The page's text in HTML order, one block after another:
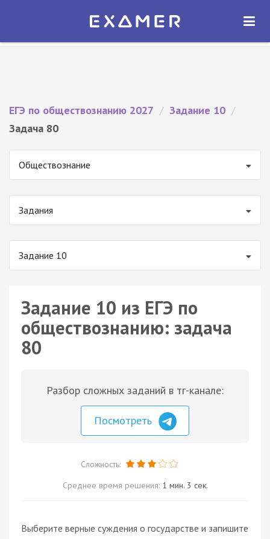
Экзамер — ЕГЭ 2027
ОТКРЫТЬ
ЕГЭ по обществознанию 2027 / Задание 10 /
Задача 80
Обществознание
Задания
Задание 10
Задание 10 из ЕГЭ по
обществознанию: задача
80
Разбор сложных заданий в тг-канале:
Посмотреть
Сложность:
Среднее время решения: 1 мин. 3 сек.
Выберите верные суждения о государстве и запишите